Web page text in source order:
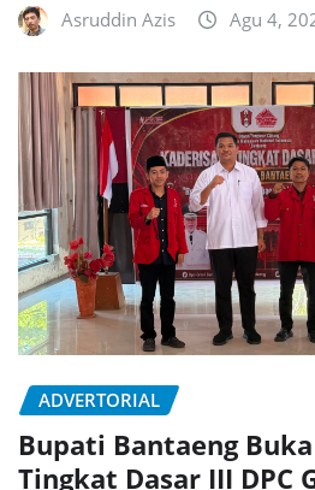
Asruddin Azis Agu 4,
ADVERTORIAL
Bupati Bantaeng
Tingkat Dasar III DPC